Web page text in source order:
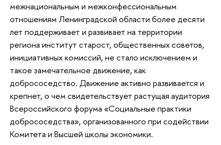
межнациональным и межконфессиональным
отношениям Ленинградской области более десяти
лет поддерживает и развивает на территории
региона институт старост, общественных советов,
инициативных комиссий, не стало исключением и
такое замечательное движение, как
добрососедство. Движение активно развивается и
крепнет, о чем свидетельствует растущая аудитория
Всероссийского форума «Социальные практики
добрососедства», организованного при содействии
Комитета и Высшей школы экономики.